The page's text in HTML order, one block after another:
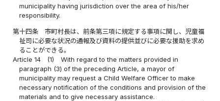
municipality having jurisdiction over the area of his/her
responsibility.
第十四条
市町村長は、前条第三項に規定する事項に関し、児童福
祉司に必要な状況の通報及び資料の提供並びに必要な援助を求め
ることができる。
Article 14
(1)
With regard to the matters provided in
paragraph (3) of the preceding Article, a mayor of
municipality may request a Child Welfare Officer to make
necessary notification of the conditions and provision of the
materials and to give necessary assistance.